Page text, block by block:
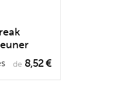
de 8,52 €